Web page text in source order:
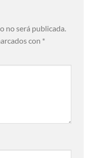
no será publicada.
con *